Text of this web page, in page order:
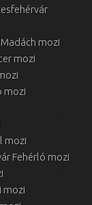
mozi
mozi
mozi
mozi
Fehérló mozi
mozi